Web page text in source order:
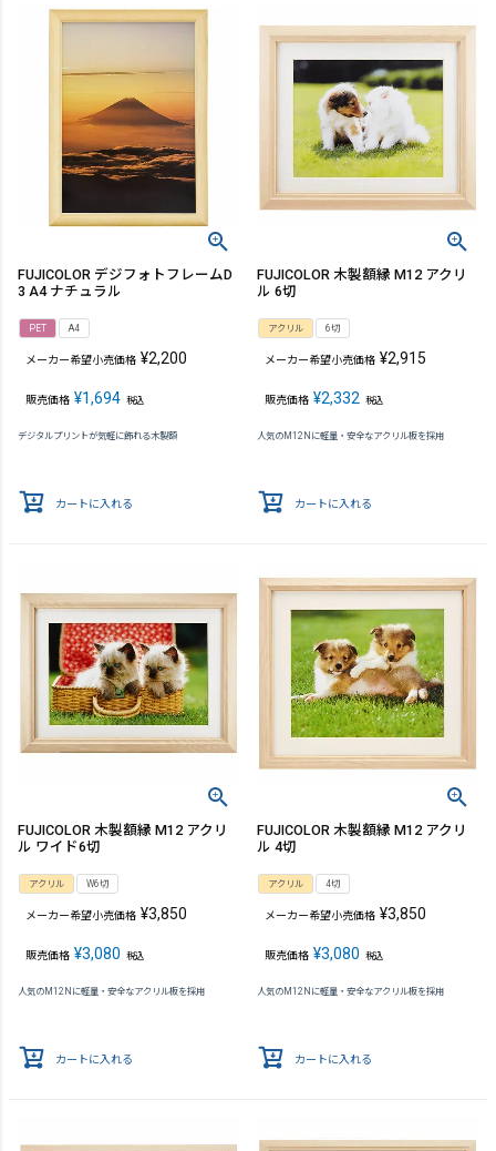
FUJICOLOR デジフォトフレームD
3 A4 ナチュラル
PET A4
メーカー希望小売価格 ¥2,200
販売価格 ¥1,694 税込
デジタルプリントが気軽に飾れる木製額
カートに入れる
FUJICOLOR 木製額縁 M12 アクリ
ル 6切
アクリル 6切
メーカー希望小売価格 ¥2,915
販売価格 ¥2,332 税込
人気のM12Nに軽量・安全なアクリル板を採用
カートに入れる
FUJICOLOR 木製額縁 M12 アクリ
ル ワイド6切
アクリル W6切
メーカー希望小売価格 ¥3,850
販売価格 ¥3,080 税込
人気のM12Nに軽量・安全なアクリル板を採用
カートに入れる
FUJICOLOR 木製額縁 M12 アクリ
ル 4切
アクリル 4切
メーカー希望小売価格 ¥3,850
販売価格 ¥3,080 税込
人気のM12Nに軽量・安全なアクリル板を採用
カートに入れる